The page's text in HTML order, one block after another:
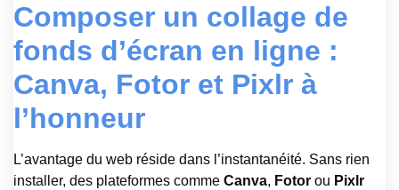
Composer un collage de
fonds d’écran en ligne :
Canva, Fotor et Pixlr à
l’honneur
L’avantage du web réside dans l’instantanéité. Sans rien
installer, des plateformes comme Canva, Fotor ou Pixlr